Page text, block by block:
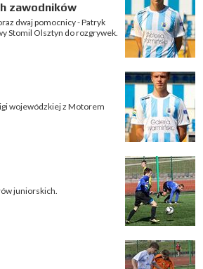
zawodników
dwaj pomocnicy - Patryk
Stomil Olsztyn do rozgrywek.
wojewódzkiej z Motorem
juniorskich.